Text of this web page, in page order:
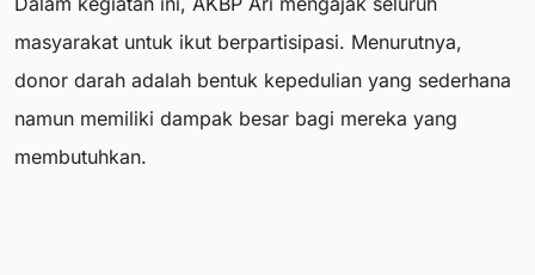
masyarakat untuk ikut berpartisipasi. Menurutnya,
donor darah adalah bentuk kepedulian yang sederhana
namun memiliki dampak besar bagi mereka yang
membutuhkan.